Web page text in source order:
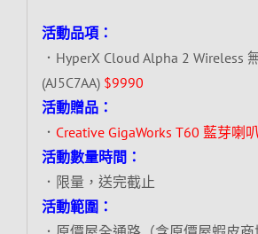
活動品項：
．HyperX Cloud Alpha 2 Wireless
(AJ5C7AA) $9990
活動贈品：
． Creative GigaWorks T60 藍芽喇
活動數量時間：
．限量，送完截止
活動範圍：